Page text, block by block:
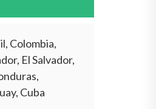
Colombia,
El Salvador,
Cuba